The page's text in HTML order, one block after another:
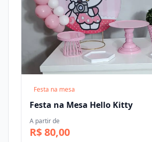
Festa na mesa
Festa na Mesa Hello Kitty
A partir de
R$ 80,00